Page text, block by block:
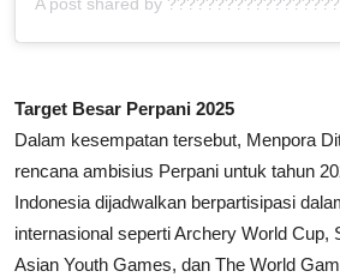
Target Besar Perpani 2025
Dalam kesempatan tersebut, Menpora
rencana ambisius Perpani untuk tahun
Indonesia dijadwalkan berpartisipasi
internasional seperti Archery World Cup,
Asian Youth Games, dan The World